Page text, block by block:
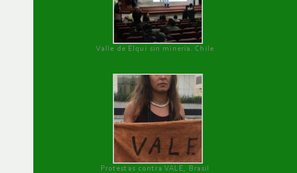
Valle de Elqui sin minería. Chile
Protestas contra VALE, Brasil